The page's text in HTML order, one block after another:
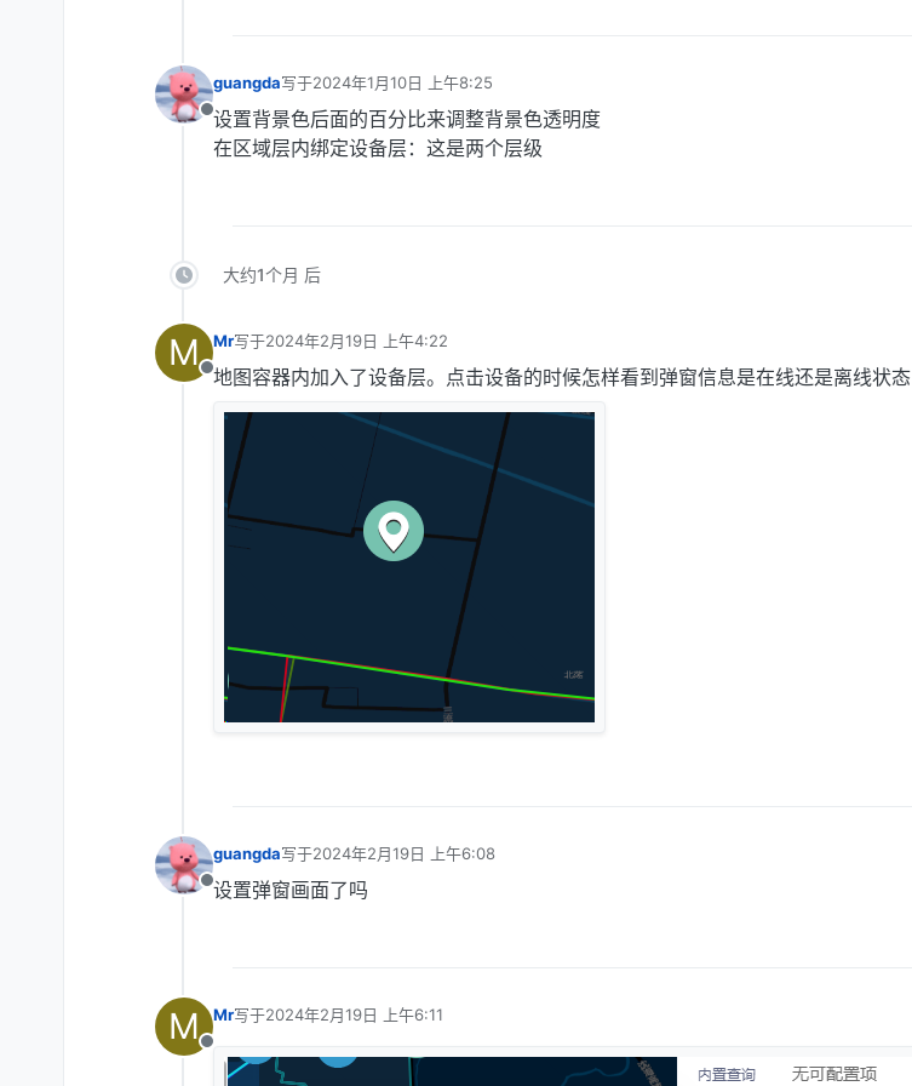
离线
guangda写于2024年1月10日 上午8:25
最后由 编辑
设置背景色后面的百分比来调整背景色透明度
在区域层内绑定设备层：这是两个层级
大约1个月 后
M
离线
Mr写于2024年2月19日 上午4:22
最后由 编辑
地图容器内加入了设备层。点击设备的时候怎样看到弹窗信息是在线还是离线状态
离线
guangda写于2024年2月19日 上午6:08
最后由 编辑
设置弹窗画面了吗
M
离线
Mr写于2024年2月19日 上午6:11
最后由 编辑